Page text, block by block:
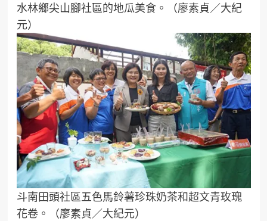
水林鄉尖山腳社區的地瓜美食。（廖素貞／大紀
元）
斗南田頭社區五色馬鈴薯珍珠奶茶和超文青玫瑰
花卷。（廖素貞／大紀元）